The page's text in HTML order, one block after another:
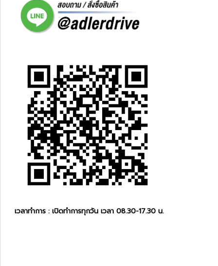
เวลาทำการ : เปิดทำการทุกวัน เวลา 08.30-17.30 น.